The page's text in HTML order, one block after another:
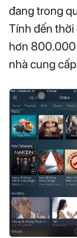
đang trong
Tính đến thời
hơn 800.000
nhà cung